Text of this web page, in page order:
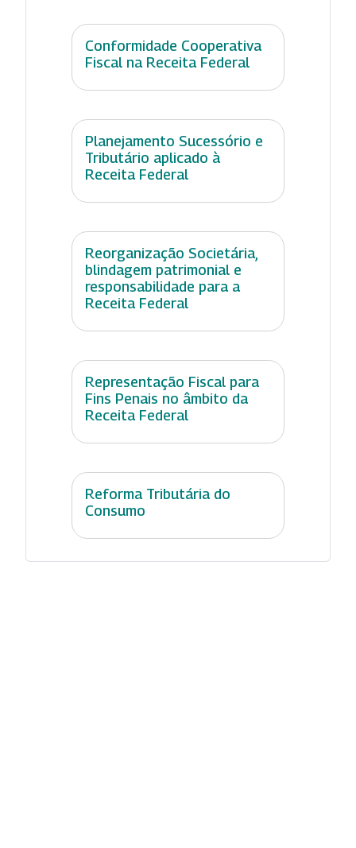
Conformidade Cooperativa
Fiscal na Receita Federal
Planejamento Sucessório e
Tributário aplicado à
Receita Federal
Reorganização Societária,
blindagem patrimonial e
responsabilidade para a
Receita Federal
Representação Fiscal para
Fins Penais no âmbito da
Receita Federal
Reforma Tributária do
Consumo